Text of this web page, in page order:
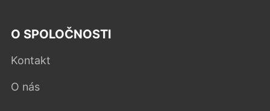
O SPOLOČNOSTI
Kontakt
O nás